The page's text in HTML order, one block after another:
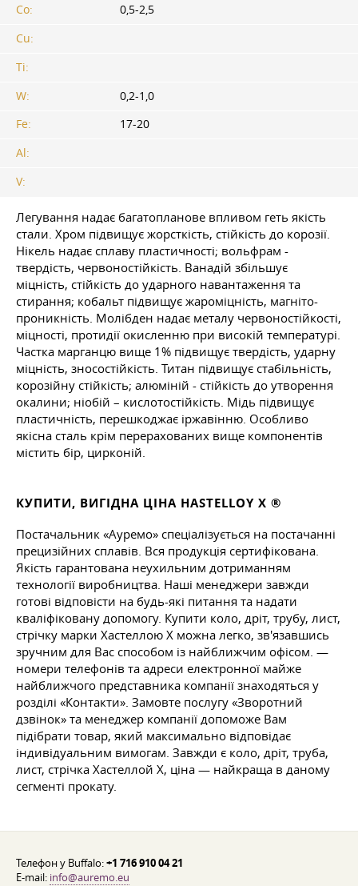
Co:
0,5-2,5
Cu:
Ti:
W:
0,2-1,0
Fe:
17-20
Al:
V:
Легування надає багатопланове впливом геть якість
стали. Хром підвищує жорсткість, стійкість до корозії.
Нікель надає сплаву пластичності; вольфрам -
твердість, червоностійкість. Ванадій збільшує
міцність, стійкість до ударного навантаження та
стирання; кобальт підвищує жароміцність, магніто-
проникність. Молібден надає металу червоностійкості,
міцності, протидії окисленню при високій температурі.
Частка марганцю вище 1% підвищує твердість, ударну
міцність, зносостійкість. Титан підвищує стабільність,
корозійну стійкість; алюміній - стійкість до утворення
окалини; ніобій – кислотостійкість. Мідь підвищує
пластичність, перешкоджає іржавінню. Особливо
якісна сталь крім перерахованих вище компонентів
містить бір, цирконій.
КУПИТИ, ВИГІДНА ЦІНА HASTELLOY X ®
Постачальник «Ауремо» спеціалізується на постачанні
прецизійних сплавів. Вся продукція сертифікована.
Якість гарантована неухильним дотриманням
технології виробництва. Наші менеджери завжди
готові відповісти на будь-які питання та надати
кваліфіковану допомогу. Купити коло, дріт, трубу, лист,
стрічку марки Хастеллою Х можна легко, зв'язавшись
зручним для Вас способом із найближчим офісом. —
номери телефонів та адреси електронної майже
найближчого представника компанії знаходяться у
розділі «Контакти». Замовте послугу «Зворотний
дзвінок» та менеджер компанії допоможе Вам
підібрати товар, який максимально відповідає
індивідуальним вимогам. Завжди є коло, дріт, труба,
лист, стрічка Хастеллой Х, ціна — найкраща в даному
сегменті прокату.
Телефон у Buffalo:+1 716 910 04 21
E-mail: info@auremo.eu